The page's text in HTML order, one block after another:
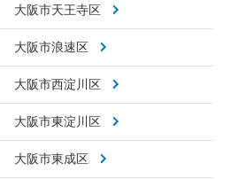
大阪市天王寺区
大阪市浪速区
大阪市西淀川区
大阪市東淀川区
大阪市東成区